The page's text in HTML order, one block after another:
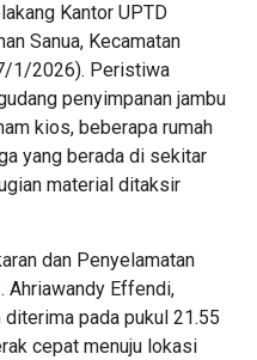
Kantor UPTD
Sanua, Kecamatan
1/2026). Peristiwa
penyimpanan jambu
kios, beberapa rumah
yang berada di sekitar
material ditaksir
dan Penyelamatan
Ahriawandy Effendi,
pada pukul 21.55
cepat menuju lokasi